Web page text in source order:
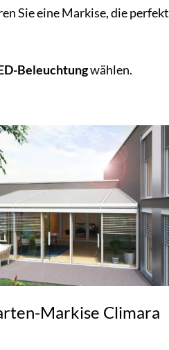
Sie eine Markise, die perfekt
Beleuchtungwählen.
Markise Climara